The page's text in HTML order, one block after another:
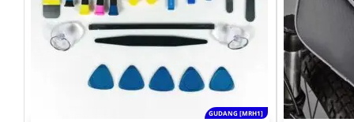
GUDANG [MRH1]